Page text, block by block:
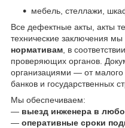
мебель, стеллажи,
Все дефектные акты, акты
технические заключения
нормативам , в
проверяющих органов.
организациями — от малого
банков и государственных
Мы обеспечиваем:
— выезд инженера в
— оперативные сроки